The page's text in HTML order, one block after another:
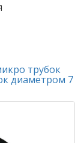
трубок
диаметром 7